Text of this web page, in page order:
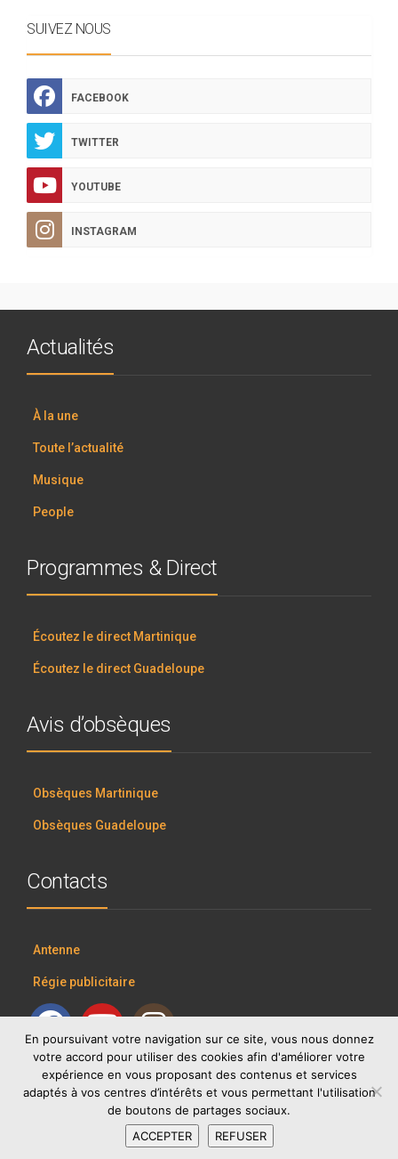
SUIVEZ NOUS
FACEBOOK
TWITTER
YOUTUBE
INSTAGRAM
Actualités
À la une
Toute l’actualité
Musique
People
Programmes & Direct
Écoutez le direct Martinique
Écoutez le direct Guadeloupe
Avis d’obsèques
Obsèques Martinique
Obsèques Guadeloupe
Contacts
Antenne
Régie publicitaire
RCI GROUP
En poursuivant votre navigation sur ce site, vous nous donnez
votre accord pour utiliser des cookies afin d'améliorer votre
expérience en vous proposant des contenus et services
adaptés à vos centres d’intérêts et vous permettant l'utilisation
de boutons de partages sociaux.
ACCEPTER
REFUSER